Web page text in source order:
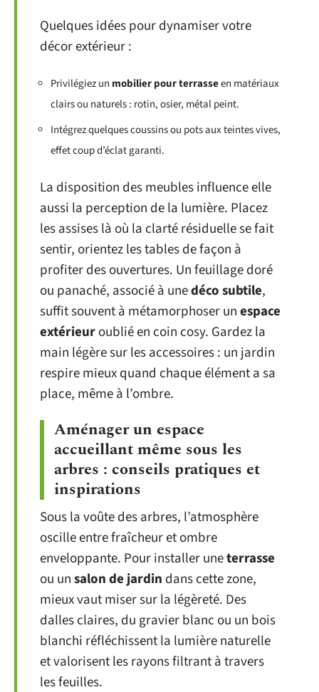
Quelques idées pour dynamiser votre
décor extérieur :
Privilégiez un mobilier pour terrasseen matériaux
clairs ou naturels : rotin, osier, métal peint.
Intégrez quelques coussins ou pots aux teintes vives,
effet coup d’éclat garanti.
La disposition des meubles influence elle
aussi la perception de la lumière. Placez
les assises là où la clarté résiduelle se fait
sentir, orientez les tables de façon à
profiter des ouvertures. Un feuillage doré
ou panaché, associé à unedéco subtile,
suffit souvent à métamorphoser unespace
extérieuroublié en coin cosy. Gardez la
main légère sur les accessoires : un jardin
respire mieux quand chaque élément a sa
place, même à l’ombre.
Aménager un espace
accueillant même sous les
arbres : conseils pratiques et
inspirations
Sous la voûte des arbres, l’atmosphère
oscille entre fraîcheur et ombre
enveloppante. Pour installer uneterrasse
ou unsalon de jardin dans cette zone,
mieux vaut miser sur la légèreté. Des
dalles claires, du gravier blanc ou un bois
blanchi réfléchissent la lumière naturelle
et valorisent les rayons filtrant à travers
les feuilles.